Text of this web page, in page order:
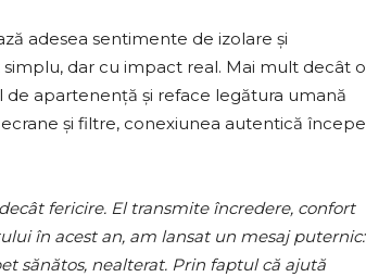
adesea sentimente de izolare și
dar cu impact real. Mai mult decât o
apartenență și reface legătura umană
și filtre, conexiunea autentică începe
fericire. El transmite încredere, confort
în acest an, am lansat un mesaj puternic:
sănătos, nealterat. Prin faptul că ajută